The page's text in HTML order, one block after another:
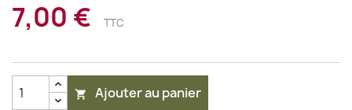
7,00 € TTC
 Ajouter au panier